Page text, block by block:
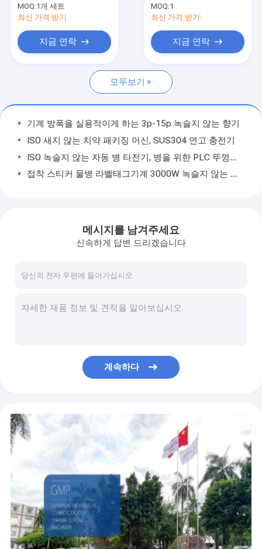
고 전단 유화제 믹서
액체 충전 기계
향기 성형기
스테인레스 강 저장 탱크
MOQ:1개 세트
최신 가격 받기
지금 연락
MOQ:1
최신 가격 받기
지금 연락
모두보기
기계 방폭을 실용적이게 하는 3p-15p 녹슬지 않는 향기
ISO 새지 않는 치약 패키징 머신, SUS304 연고 충전기
ISO 녹슬지 않는 자동 병 타전기, 병을 위한 PLC 뚜껑봉함기
접착 스티커 물병 라벨태그기계 3000W 녹슬지 않는 스테인레스 강
500ml-40L 화장용 실험 장비 반대 부식성인 SUS304 자재
장비, SGS 토마토 페이스트 샤쉐 곤포기를 패키징하는 40-90mm 폭 샤쉐
PLC 5L 보디 크림 성형기, 스팀이 진공 유화혼합기를 가열시킵니다
약품을 위한 4KW 실용적 진공 유화제 믹서 기계
100L 연고 성형기, 고정형 화장용 처리 장비
상위 균질기와 3 층 스테인레스 강 진공 유화제 믹서
SGS 120 급 샴푸 제조기, 화장품을 만들기 위한 500L 장비
미용 크림을 위한 500L 고정형 진공 유화제 믹서 SUS304 프레임
메시지를 남겨주세요
신속하게 답변 드리겠습니다
계속하다